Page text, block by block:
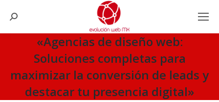
Search:
«Agencias de diseño web:
Soluciones completas para
maximizar la conversión de leads y
destacar tu presencia digital»